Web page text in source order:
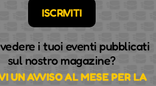
ISCRIVITI
i tuoi eventi pubblicati
sul nostro magazine?
UN AVVISO AL MESE PER LA